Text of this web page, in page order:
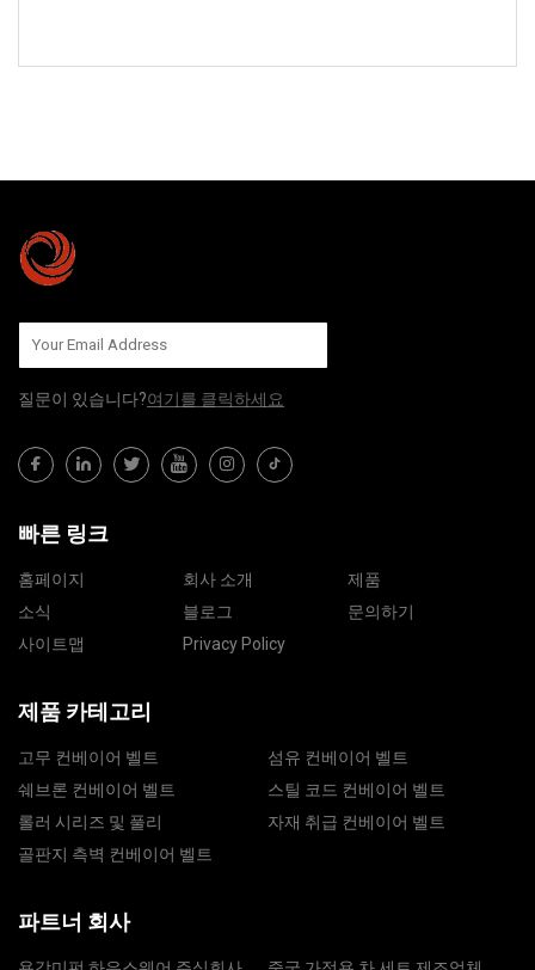
질문이 있습니다?여기를 클릭하세요
빠른 링크
홈페이지 회사 소개
제품
소식
블로그
문의하기
사이트맵
Privacy Policy
제품 카테고리
고무 컨베이어 벨트
섬유 컨베이어 벨트
쉐브론 컨베이어 벨트
스틸 코드 컨베이어 벨트
롤러 시리즈 및 풀리
자재 취급 컨베이어 벨트
골판지 측벽 컨베이어 벨트
파트너 회사